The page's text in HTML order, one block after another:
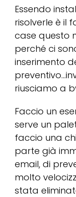
Essendo
risolverle è il
case questo
perché ci
inserimento
riusciamo a
Faccio un
serve un
faccio una
parte già
email, di
molto
stata